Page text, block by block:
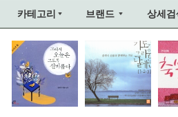
카테고리 브랜드 상세검